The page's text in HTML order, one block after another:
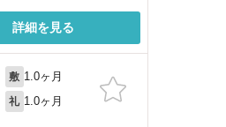
詳細を見る
敷 1.0ヶ月
礼 1.0ヶ月